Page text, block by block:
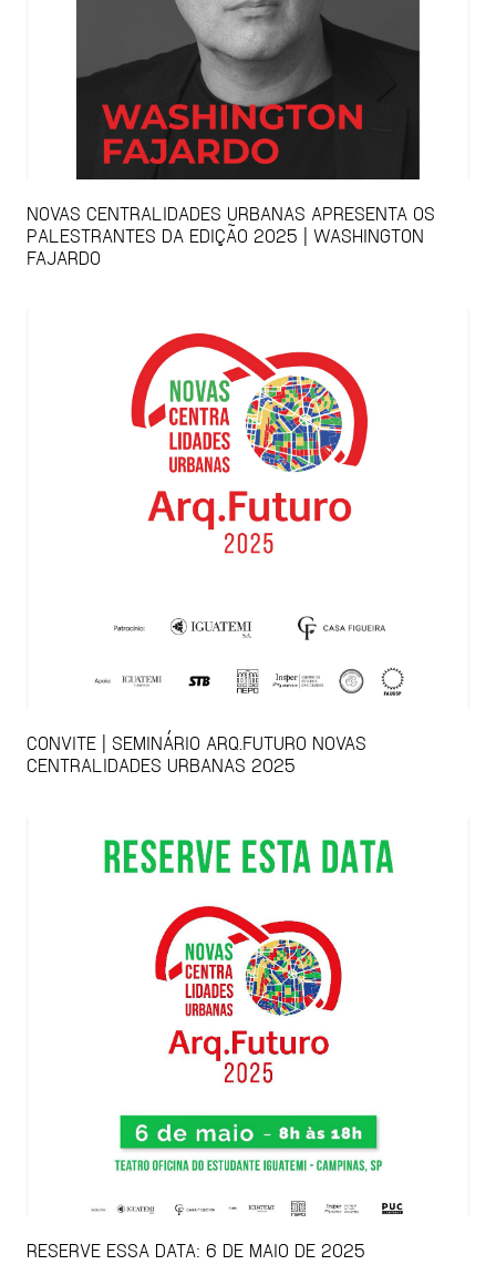
NOVAS CENTRALIDADES URBANAS APRESENTA OS
PALESTRANTES DA EDIÇÃO 2025 | WASHINGTON
FAJARDO
CONVITE | SEMINÁRIO ARQ.FUTURO NOVAS
CENTRALIDADES URBANAS 2025
RESERVE ESSA DATA: 6 DE MAIO DE 2025